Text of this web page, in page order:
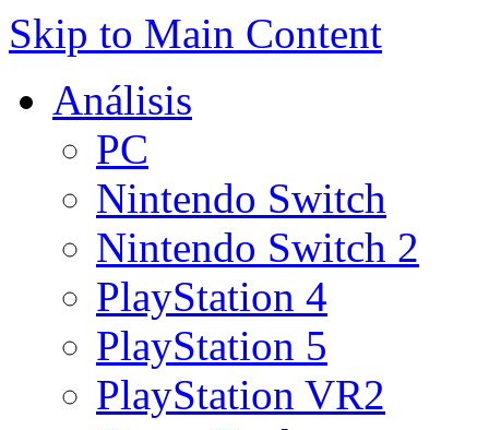
Skip to Main Content
Análisis
PC
Nintendo Switch
Nintendo Switch 2
PlayStation 4
PlayStation 5
PlayStation VR2